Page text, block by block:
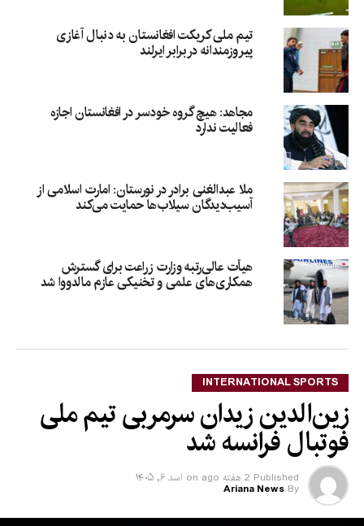
تیم ملی کریکت افغانستان به دنبال آغازی
پیروزمندانه دربرابر ایرلند
مجاهد: هیچ گروه خودسر در افغانستان اجازه
فعالیت ندارد
ملا عبدالغنی برادر در نورستان: امارت اسلامی از
آسیب‌دیدگان سیلاب‌ها حمایت می‌کند
هیأت عالی‌رتبه وزارت زراعت برای گسترش
همکاری‌های علمی و تخنیکی عازم مالدووا شد
INTERNATIONAL SPORTS
زین‌الدین زیدان سرمربی تیم ملی
فوتبال فرانسه شد
Published 2 هفته ago on اسد ۶, ۱۴۰۵
By
Ariana News